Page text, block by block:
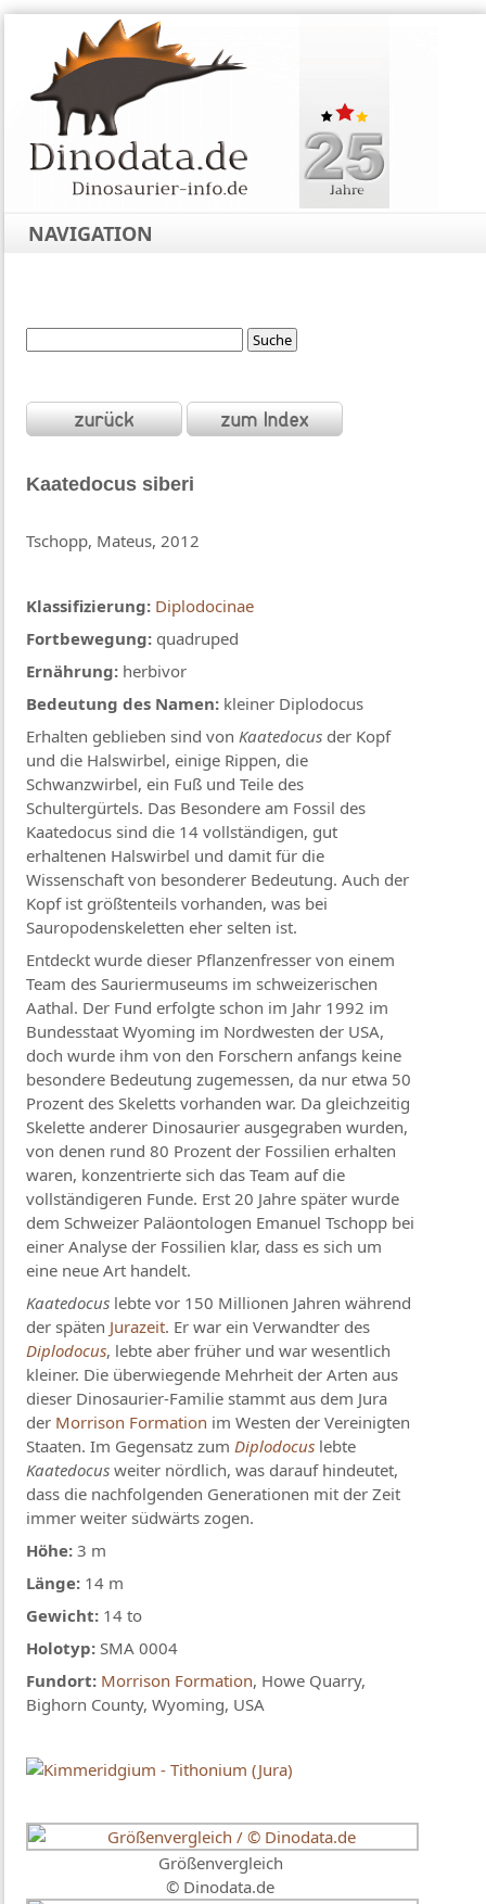
NAVIGATION
Kaatedocus siberi
Tschopp, Mateus, 2012
Klassifizierung: Diplodocinae
Fortbewegung: quadruped
Ernährung: herbivor
Bedeutung des Namen: kleiner Diplodocus
Erhalten geblieben sind vonKaatedocus der Kopf
und die Halswirbel, einige Rippen, die
Schwanzwirbel, ein Fuß und Teile des
Schultergürtels. Das Besondere am Fossil des
Kaatedocus sind die 14 vollständigen, gut
erhaltenen Halswirbel und damit für die
Wissenschaft von besonderer Bedeutung. Auch der
Kopf ist größtenteils vorhanden, was bei
Sauropodenskeletten eher selten ist.
Entdeckt wurde dieser Pflanzenfresser von einem
Team des Sauriermuseums im schweizerischen
Aathal. Der Fund erfolgte schon im Jahr 1992 im
Bundesstaat Wyoming im Nordwesten der USA,
doch wurde ihm von den Forschern anfangs keine
besondere Bedeutung zugemessen, da nur etwa 50
Prozent des Skeletts vorhanden war. Da gleichzeitig
Skelette anderer Dinosaurier ausgegraben wurden,
von denen rund 80 Prozent der Fossilien erhalten
waren, konzentrierte sich das Team auf die
vollständigeren Funde. Erst 20 Jahre später wurde
dem Schweizer Paläontologen Emanuel Tschopp bei
einer Analyse der Fossilien klar, dass es sich um
eine neue Art handelt.
Kaatedocus lebte vor 150 Millionen Jahren während
der späten Jurazeit. Er war ein Verwandter des
Diplodocus, lebte aber früher und war wesentlich
kleiner. Die überwiegende Mehrheit der Arten aus
dieser Dinosaurier-Familie stammt aus dem Jura
der Morrison Formation im Westen der Vereinigten
Staaten. Im Gegensatz zumDiplodocus lebte
Kaatedocus weiter nördlich, was darauf hindeutet,
dass die nachfolgenden Generationen mit der Zeit
immer weiter südwärts zogen.
Höhe:3 m
Länge: 14 m
Gewicht: 14 to
Holotyp:SMA 0004
Fundort: Morrison Formation, Howe Quarry,
Bighorn County, Wyoming, USA
Größenvergleich
© Dinodata.de